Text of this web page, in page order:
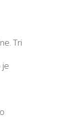
Tri
je